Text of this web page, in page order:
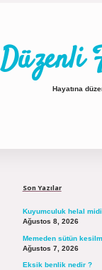
Düzenli
Hayatına
Son Yazılar
Kuyumculuk helal
Ağustos 8, 2026
Memeden sütün
Ağustos 7, 2026
Eksik benlik nedir ?